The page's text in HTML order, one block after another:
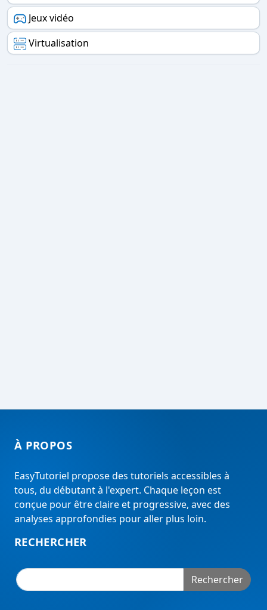
Jeux vidéo
Virtualisation
À PROPOS
EasyTutoriel propose des tutoriels accessibles à
tous, du débutant à l'expert. Chaque leçon est
conçue pour être claire et progressive, avec des
analyses approfondies pour aller plus loin.
RECHERCHER
Rechercher